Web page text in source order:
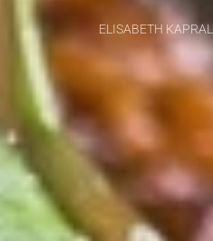
ELISABETH KAPRAL